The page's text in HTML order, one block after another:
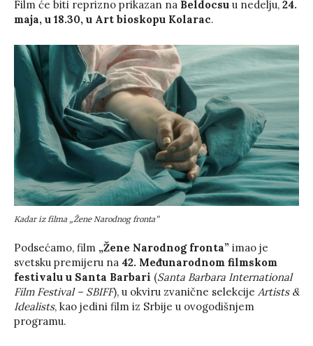
Film će biti reprizno prikazan na Beldocsu u nedelju, 24.
maja, u 18.30, u Art bioskopu Kolarac.
Kadar iz filma „Žene Narodnog fronta”
Podsećamo, film „Žene Narodnog fronta” imao je
svetsku premijeru na 42. Međunarodnom filmskom
festivalu u Santa Barbari (Santa Barbara International
Film Festival – SBIFF), u okviru zvanične selekcije Artists &
Idealists, kao jedini film iz Srbije u ovogodišnjem
programu.